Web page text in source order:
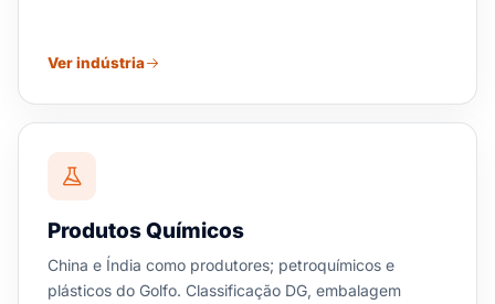
Ver indústria
Produtos Químicos
China e Índia como produtores; petroquímicos e
plásticos do Golfo. Classificação DG, embalagem